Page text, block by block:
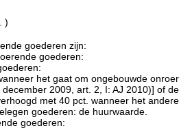
)
goederen zijn:
goederen:
het gaat om ongebouwde
2009, art. 2, I: AJ 2010)] of
met 40 pct. wanneer het
goederen: de huurwaarde.
goederen: